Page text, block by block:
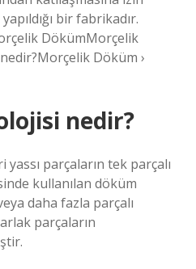
bir fabrikadır.
DökümMorçelik
Döküm ›
nedir?
parçaların tek parçalı
kullanılan döküm
daha fazla parçalı
parçaların